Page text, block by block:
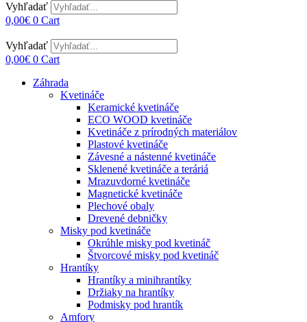
Vyhľadať
0,00€ 0 Cart
Vyhľadať
0,00€ 0 Cart
Záhrada
Kvetináče
Keramické kvetináče
ECO WOOD kvetináče
Kvetináče z prírodných materiálov
Plastové kvetináče
Závesné a nástenné kvetináče
Sklenené kvetináče a teráriá
Mrazuvdorné kvetináče
Magnetické kvetináče
Plechové obaly
Drevené debničky
Misky pod kvetináče
Okrúhle misky pod kvetináč
Štvorcové misky pod kvetináč
Hrantíky
Hrantíky a minihrantíky
Držiaky na hrantíky
Podmisky pod hrantík
Amfory